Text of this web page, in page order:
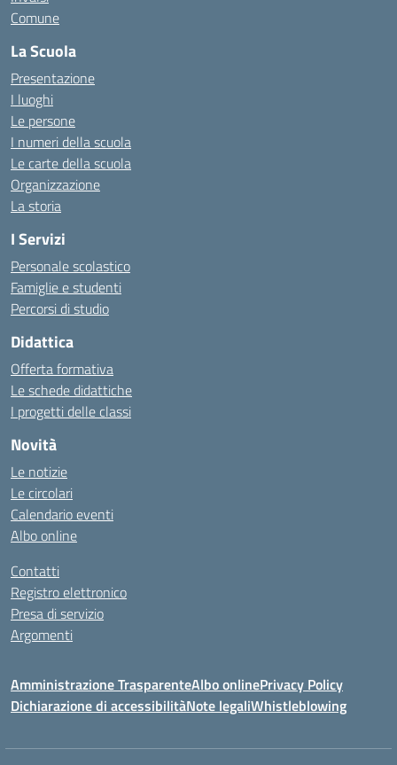
Comune
La Scuola
Presentazione
I luoghi
Le persone
I numeri della scuola
Le carte della scuola
Organizzazione
La storia
I Servizi
Personale scolastico
Famiglie e studenti
Percorsi di studio
Didattica
Offerta formativa
Le schede didattiche
I progetti delle classi
Novità
Le notizie
Le circolari
Calendario eventi
Albo online
Contatti
Registro elettronico
Presa di servizio
Argomenti
Amministrazione TrasparenteAlbo onlinePrivacy Policy
Dichiarazione di accessibilitàNote legaliWhistleblowing